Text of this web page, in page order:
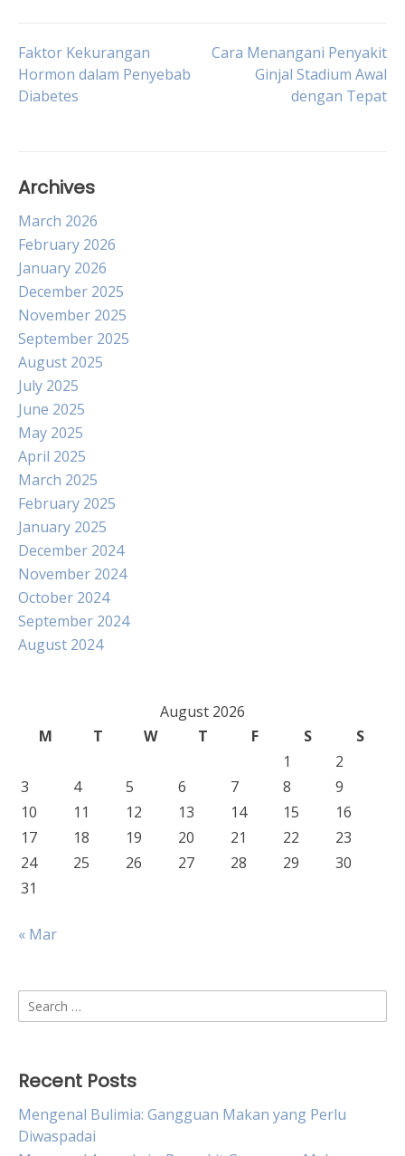
Post
navigation
Faktor Kekurangan
Hormon dalam Penyebab
Diabetes
Cara Menangani Penyakit
Ginjal Stadium Awal
dengan Tepat
Archives
March 2026
February 2026
January 2026
December 2025
November 2025
September 2025
August 2025
July 2025
June 2025
May 2025
April 2025
March 2025
February 2025
January 2025
December 2024
November 2024
October 2024
September 2024
August 2024
August 2026
M
T W T F S
S
1
2
3
4 5 6 7 8
9
10
11 12 13 14 15
16
17
18 19 20 21 22
23
24
25 26 27 28 29
30
31
« Mar
Search
for:
Recent Posts
Mengenal Bulimia: Gangguan Makan yang Perlu
Diwaspadai